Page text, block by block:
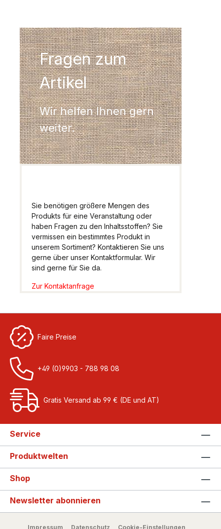
Fragen zum
Artikel
Wir helfen Ihnen gern
weiter.
Sie benötigen größere Mengen des
Produkts für eine Veranstaltung oder
haben Fragen zu den Inhaltsstoffen? Sie
vermissen ein bestimmtes Produkt in
unserem Sortiment? Kontaktieren Sie uns
gerne über unser Kontaktformular. Wir
sind gerne für Sie da.
Zur Kontaktanfrage
Faire Preise
+49 (0)9903 - 788 98 08
Gratis Versand ab 99 € (DE und AT)
Service
Produktwelten
Shop
Newsletter abonnieren
Impressum Datenschutz Cookie-Einstellungen